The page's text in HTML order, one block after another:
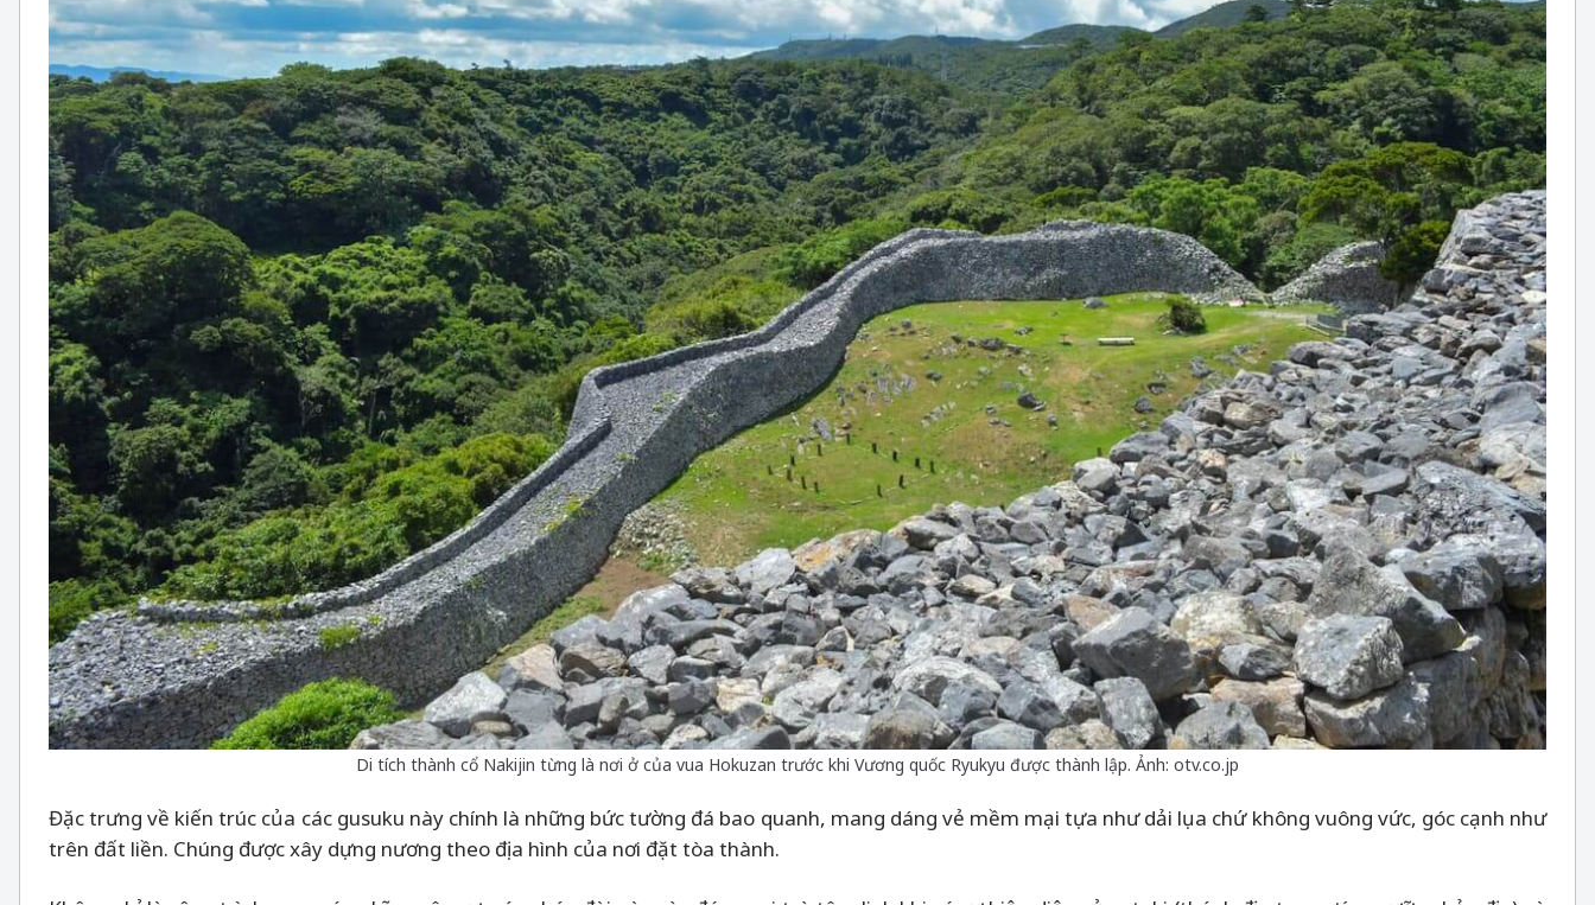
Di tích thành cổ Nakijin từng là nơi ở của vua Hokuzan trước khi Vương quốc Ryukyu được thành lập. Ảnh: otv.co.jp
Đặc trưng về kiến trúc của các gusuku này chính là những bức tường đá bao quanh, mang dáng vẻ mềm mại tựa như dải lụa chứ không vuông vức, góc cạnh như
trên đất liền. Chúng được xây dựng nương theo địa hình của nơi đặt tòa thành.